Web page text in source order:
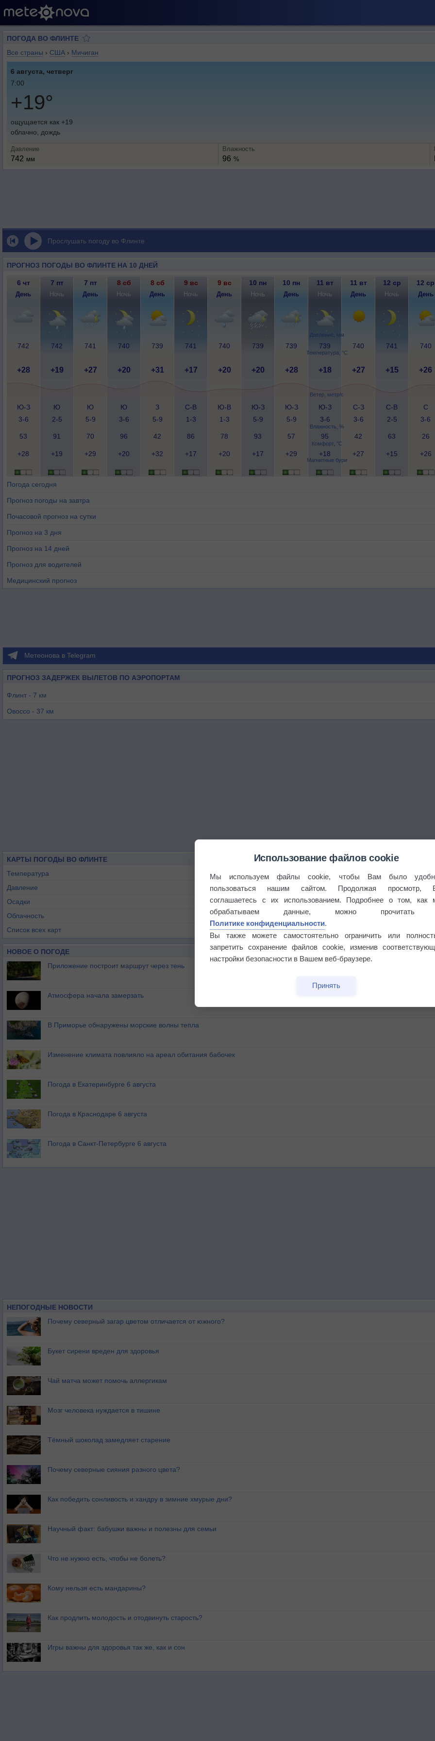
ПОГОДА ВО ФЛИНТЕ
Все страны › США › Мичиган
6 августа, четверг
7:00
+19°
ощущается как +19
облачно, дождь
Давление
742 мм
Влажность
96 %
Прослушать погоду во Флинте
ПРОГНОЗ ПОГОДЫ ВО ФЛИНТЕ НА 10 ДНЕЙ
Давление, мм
Температура, °C
Ветер, метр/с
Влажность, %
Комфорт, °C
Магнитные бури
6 чт 7 пт 7 пт 8 сб 8 сб 9 вс 9 вс 10 пн 10 пн 11 вт 11 вт 12 ср 12 ср
День Ночь День Ночь День Ночь День Ночь День Ночь День Ночь День
742 742 741 740 739 741 740 739 739 739 740 741 740
+28 +19 +27 +20 +31 +17 +20 +20 +28 +18 +27 +15 +26
Ю-З
3-6
Ю
2-5
Ю
5-9
Ю
3-6
З
5-9
С-В
1-3
Ю-В
1-3
Ю-З
5-9
Ю-З
5-9
Ю-З
3-6
С-З
3-6
С-В
2-5
С
3-6
53 91 70 96 42 86 78 93 57 95 42 63 26
+28 +19 +29 +20 +32 +17 +20 +17 +29 +18 +27 +15 +26
Погода сегодня
Прогноз погоды на завтра
Почасовой прогноз на сутки
Прогноз на 3 дня
Прогноз на 14 дней
Прогноз для водителей
Медицинский прогноз
Метеонова в Telegram
ПРОГНОЗ ЗАДЕРЖЕК ВЫЛЕТОВ ПО АЭРОПОРТАМ
Флинт - 7 км
Овоссо - 37 км
КАРТЫ ПОГОДЫ ВО ФЛИНТЕ
Температура
Давление
Осадки
Облачность
Список всех карт
НОВОЕ О ПОГОДЕ
Приложение построит маршрут через тень
Атмосфера начала замерзать
В Приморье обнаружены морские волны тепла
Изменение климата повлияло на ареал обитания бабочек
Погода в Екатеринбурге 6 августа
Погода в Краснодаре 6 августа
Погода в Санкт-Петербурге 6 августа
НЕПОГОДНЫЕ НОВОСТИ
Почему северный загар цветом отличается от южного?
Букет сирени вреден для здоровья
Чай матча может помочь аллергикам
Мозг человека нуждается в тишине
Тёмный шоколад замедляет старение
Почему северные сияния разного цвета?
Как победить сонливость и хандру в зимние хмурые дни?
Научный факт: бабушки важны и полезны для семьи
Что не нужно есть, чтобы не болеть?
Кому нельзя есть мандарины?
Как продлить молодость и отодвинуть старость?
Игры важны для здоровья так же, как и сон
Использование файлов cookie
Мы используем файлы cookie, чтобы Вам было
пользоваться нашим сайтом. Продолжая просмотр,
соглашаетесь с их использованием. Подробнее о том, как
обрабатываем данные, можно прочитать
Политике конфиденциальности.
Вы также можете самостоятельно ограничить или
запретить сохранение файлов cookie, изменив
настройки безопасности в Вашем веб-браузере.
Принять